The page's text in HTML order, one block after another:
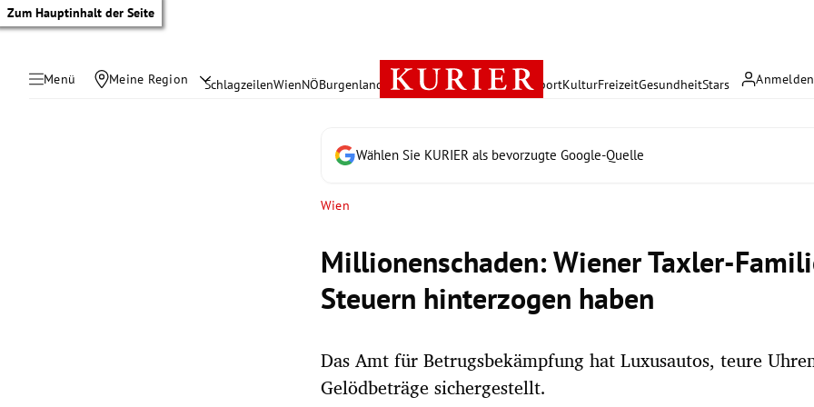
Zum Hauptinhalt der Seite
Menü Meine Region Anmelden
SchlagzeilenWienNÖBurgenland Österreich PolitikWirtschaft SportKulturFreizeitGesundheitStars
Wählen Sie KURIER als bevorzugte Google-Quelle
Wien
Millionenschaden: Wiener Taxler-
Steuern hinterzogen haben
Das Amt für Betrugsbekämpfung hat Luxusautos, teure
Gelödbeträge sichergestellt.